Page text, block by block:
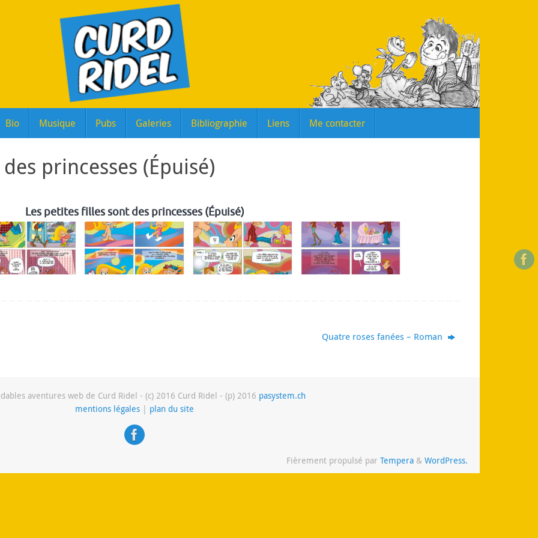
Bio Musique Pubs Galeries Bibliographie Liens Me contacter
princesses (Épuisé)
Les petites filles sont des princesses (Épuisé)
Quatre roses fanées – Roman
aventures web de Curd Ridel - (c) 2016 Curd Ridel - (p) 2016 pasystem.ch
mentions légales | plan du site
Fièrement propulsé par Tempera & WordPress.